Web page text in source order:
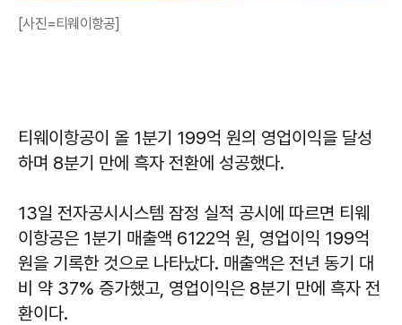
[사진=티웨이항공]
티웨이항공이 올 1분기 199억 원의 영업이익을 달성
하며 8분기 만에 흑자 전환에 성공했다.
13일 전자공시시스템 잠정 실적 공시에 따르면 티웨
이항공은 1분기 매출액 6122억 원, 영업이익 199억
원을 기록한 것으로 나타났다. 매출액은 전년 동기 대
비 약 37% 증가했고, 영업이익은 8분기 만에 흑자 전
환이다.